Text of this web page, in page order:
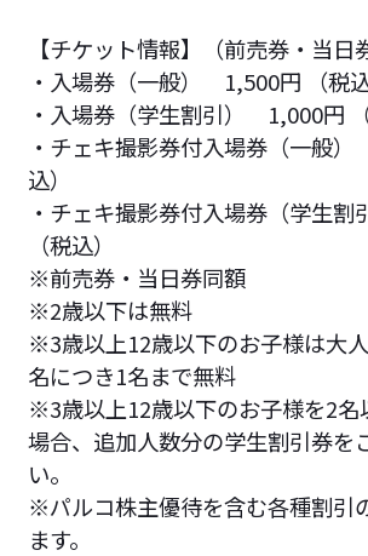
【チケット情報】（前売券・当日
・入場券（一般） 1,500円 （税込
・入場券（学生割引） 1,000円 （
・チェキ撮影券付入場券（一般
込）
・チェキ撮影券付入場券（学生
（税込）
※前売券・当日券同額
※2歳以下は無料
※3歳以上12歳以下のお子様は大
名につき1名まで無料
※3歳以上12歳以下のお子様を2名
場合、追加人数分の学生割引券を
い。
※パルコ株主優待を含む各種割引
ます。